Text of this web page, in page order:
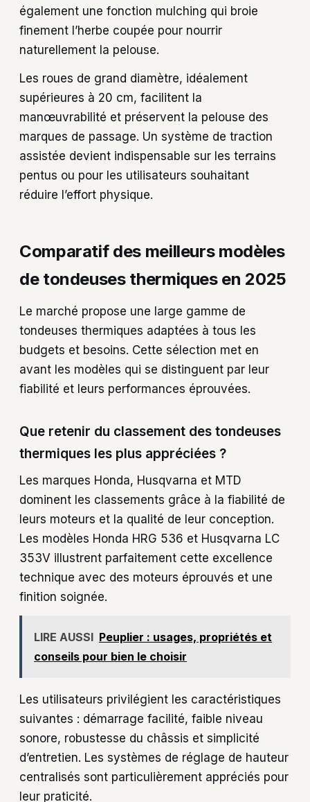
également une fonction mulching qui broie
finement l’herbe coupée pour nourrir
naturellement la pelouse.
Les roues de grand diamètre, idéalement
supérieures à 20 cm, facilitent la
manœuvrabilité et préservent la pelouse des
marques de passage. Un système de traction
assistée devient indispensable sur les terrains
pentus ou pour les utilisateurs souhaitant
réduire l’effort physique.
Comparatif des meilleurs modèles
de tondeuses thermiques en 2025
Le marché propose une large gamme de
tondeuses thermiques adaptées à tous les
budgets et besoins. Cette sélection met en
avant les modèles qui se distinguent par leur
fiabilité et leurs performances éprouvées.
Que retenir du classement des tondeuses
thermiques les plus appréciées ?
Les marques Honda, Husqvarna et MTD
dominent les classements grâce à la fiabilité de
leurs moteurs et la qualité de leur conception.
Les modèles Honda HRG 536 et Husqvarna LC
353V illustrent parfaitement cette excellence
technique avec des moteurs éprouvés et une
finition soignée.
LIRE AUSSI Peuplier : usages, propriétés et
conseils pour bien le choisir
Les utilisateurs privilégient les caractéristiques
suivantes : démarrage facilité, faible niveau
sonore, robustesse du châssis et simplicité
d’entretien. Les systèmes de réglage de hauteur
centralisés sont particulièrement appréciés pour
leur praticité.